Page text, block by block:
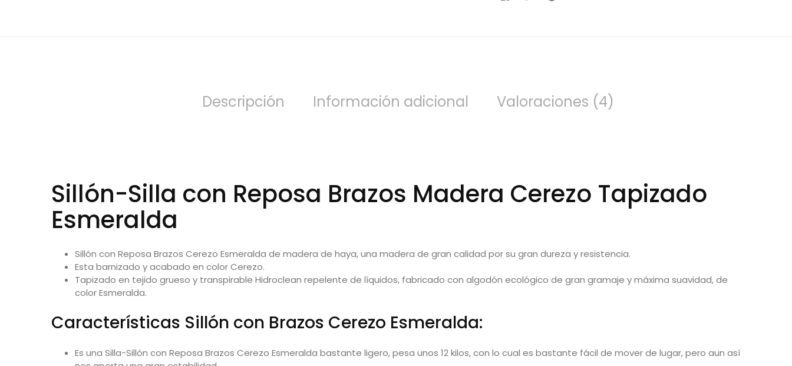
Descripción Información adicional Valoraciones (4)
Sillón-Silla con Reposa Brazos Madera Cerezo Tapizado
Esmeralda
Sillón con Reposa Brazos Cerezo Esmeralda de madera de haya, una madera de gran calidad por su gran dureza y resistencia.
Esta barnizado y acabado en color Cerezo.
Tapizado en tejido grueso y transpirable Hidroclean repelente de líquidos, fabricado con algodón ecológico de gran gramaje y máxima suavidad, de
color Esmeralda.
Características Sillón con Brazos Cerezo Esmeralda:
Es una Silla-Sillón con Reposa Brazos Cerezo Esmeralda bastante ligero, pesa unos 12 kilos, con lo cual es bastante fácil de mover de lugar, pero aun así